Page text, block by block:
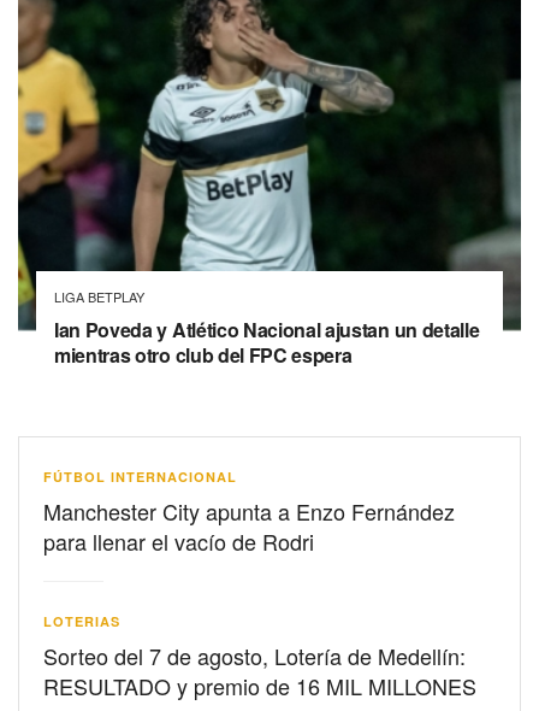
LIGA BETPLAY
Ian Poveda y Atlético Nacional ajustan un detalle
mientras otro club del FPC espera
FÚTBOL INTERNACIONAL
Manchester City apunta a Enzo Fernández
para llenar el vacío de Rodri
LOTERIAS
Sorteo del 7 de agosto, Lotería de Medellín:
RESULTADO y premio de 16 MIL MILLONES